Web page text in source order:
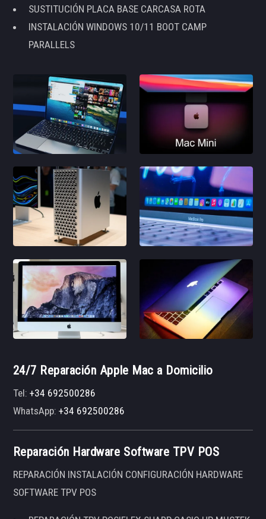
SUSTITUCIÓN PLACA BASE CARCASA ROTA
INSTALACIÓN WINDOWS 10/11 BOOT CAMP
PARALLELS
24/7 Reparación Apple Mac a Domicilio
Tel:+34 692500286
WhatsApp:+34 692500286
Reparación Hardware Software TPV POS
REPARACIÓN INSTALACIÓN CONFIGURACIÓN HARDWARE
SOFTWARE TPV POS